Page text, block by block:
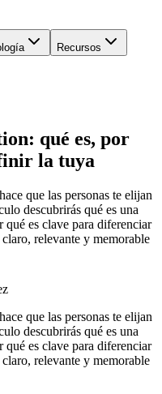
Recursos
qué es, por
la tuya
que las personas te elijan
descubrirás qué es una
es clave para diferenciar
relevante y memorable
que las personas te elijan
descubrirás qué es una
es clave para diferenciar
relevante y memorable